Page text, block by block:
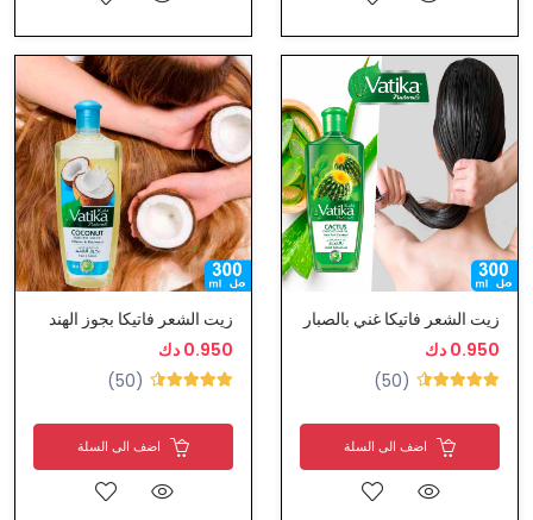
زيت الشعر فاتيكا غني بالصبار
0.950 دك
(50)
اضف الى السلة
زيت الشعر فاتيكا بجوز الهند
0.950 دك
(50)
اضف الى السلة